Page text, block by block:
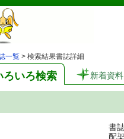
一覧 > 検索結果書誌詳細
ろいろ検索 新着資料
書
配